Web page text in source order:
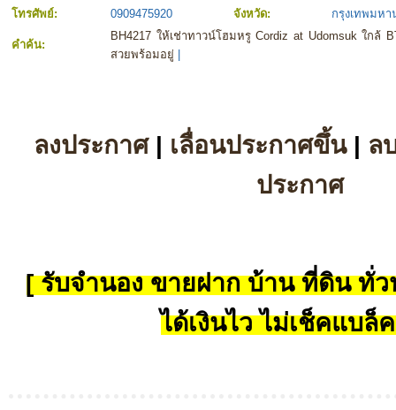
โทรศัพย์:
0909475920 จังหวัด: กรุงเทพมหา
คำค้น:
BH4217 ให้เช่าทาวน์โฮมหรู Cordiz at Udomsuk ใกล้
สวยพร้อมอยู่
ลงประกาศ| เลื่อนประกาศขึ้น| ล
ประกาศ
[ รับจำนอง ขายฝาก บ้าน ที่ดิน ทั่ว
ได้เงินไว ไม่เช็คแบล็